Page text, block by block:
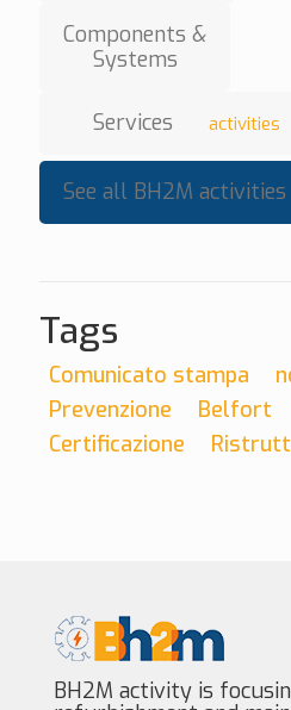
Components &
Systems
Services activities
See all BH2M activities
Tags
Comunicato stampa
Prevenzione
Belfort
Certificazione
BH2M activity is